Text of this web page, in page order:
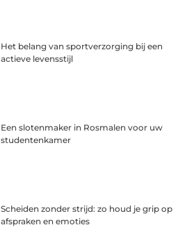
Het belang van sportverzorging bij een
actieve levensstijl
Een slotenmaker in Rosmalen voor uw
studentenkamer
Scheiden zonder strijd: zo houd je grip op
afspraken en emoties